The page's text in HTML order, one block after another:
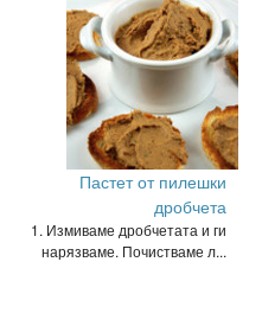
Пастет от пилешки
дробчета
1. Измиваме дробчетата и ги
нарязваме. Почистваме л...